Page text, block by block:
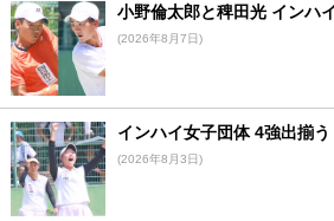
小野倫太郎と稗田光 インハ
(2026年8月7日)
インハイ女子団体 4強出揃う
(2026年8月3日)